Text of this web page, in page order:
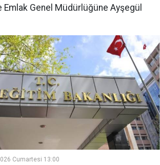
Emlak Genel Müdürlüğüne Ayşegül
Cumartesi 13:00